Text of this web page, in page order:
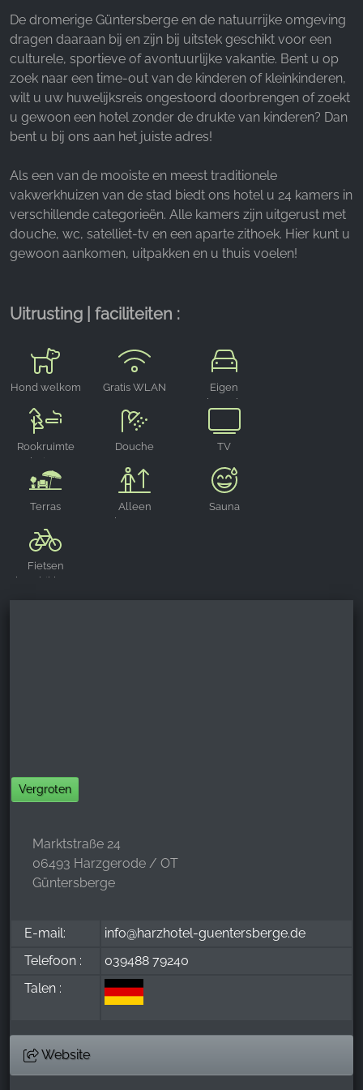
De dromerige Güntersberge en de natuurrijke omgeving
dragen daaraan bij en zijn bij uitstek geschikt voor een
culturele, sportieve of avontuurlijke vakantie. Bent u op
zoek naar een time-out van de kinderen of kleinkinderen,
wilt u uw huwelijksreis ongestoord doorbrengen of zoekt
u gewoon een hotel zonder de drukte van kinderen? Dan
bent u bij ons aan het juiste adres!
Als een van de mooiste en meest traditionele
vakwerkhuizen van de stad biedt ons hotel u 24 kamers in
verschillende categorieën. Alle kamers zijn uitgerust met
douche, wc, satelliet-tv en een aparte zithoek. Hier kunt u
gewoon aankomen, uitpakken en u thuis voelen!
Uitrusting | faciliteiten :
Hond welkom Gratis WLAN
Eigen
parkeerplaats
Rookruimte
buiten
Douche TV
Terras
Alleen
volwassenen
Sauna
Fietsen
beschikbaar
Vergroten
Marktstraße 24
06493 Harzgerode / OT
Güntersberge
E-mail:
info@harzhotel-guentersberge.de
Telefoon :
039488 79240
Talen :
Website
Facebook Pixel
Name:
_fbp, fr, _fbq, fbq
Provider:
Facebook Ireland Ltd.
Purpose:
Cookie duration:
3 maanden - 1 jaar
informatie. Deze informatie helpt ons te begrijpen
Google Analytics
_ga, _gid, _gac_gb_
Google LLC
Purpose:
Verzamelen van statistieken over websitegebruik
Cookie duration:
24 uur - 2 jaar